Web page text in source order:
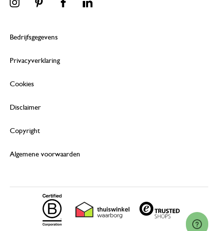
Bedrijfsgegevens
Privacyverklaring
Cookies
Disclaimer
Copyright
Algemene voorwaarden